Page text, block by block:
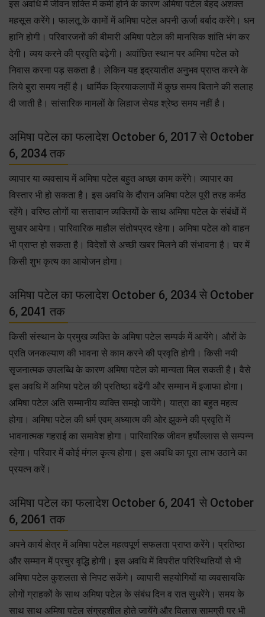
इस अवधि में जीवन शक्ति में कमी होने के कारण अमिषा पटेल बेहद अशक्त
महसूस करेंगे। फालतू के कामों में अमिषा पटेल अपनी ऊर्जा बर्बाद करेंगे। धन
हानि होगी। परिवारजनों की बीमारी अमिषा पटेल की मानसिक शांति भंग कर
देगी। व्यय करने की प्रवृति बढ़ेगी। अवांछित स्थान पर अमिषा पटेल को
निवास करना पड़ सकता है। लेकिन यह इद्रयातीत अनुभव प्राप्त करने के
लिये बुरा समय नहीं है। धार्मिक क्रियाकलापों में कुछ समय बिताने की सलाह
दी जाती है। सांसारिक मामलों के लिहाज सेयह श्रेष्ठ समय नहीं है।
अमिषा पटेल का फलादेश October 6, 2017 से October
6, 2034 तक
व्यापार या व्यवसाय में अमिषा पटेल बहुत अच्छा काम करेंगे। व्यापार का
विस्तार भी हो सकता है। इस अवधि के दौरान अमिषा पटेल पूरी तरह कर्मठ
रहेंगे। वरिष्ठ लोगों या सत्तावान व्यक्तियों के साथ अमिषा पटेल के संबंधों में
सुधार आयेगा। पारिवारिक माहौल संतोषप्रद रहेगा। अमिषा पटेल को वाहन
भी प्राप्त हो सकता है। विदेशों से अच्छी खबर मिलने की संभावना है। घर में
किसी शुभ कृत्य का आयोजन होगा।
अमिषा पटेल का फलादेश October 6, 2034 से October
6, 2041 तक
किसी संस्थान के प्रमुख व्यक्ति के अमिषा पटेल सम्पर्क में आयेंगे। औरों के
प्रति जनकल्याण की भावना से काम करने की प्रवृति होगी। किसी नयी
सृजनात्मक उपलब्धि के कारण अमिषा पटेल को मान्यता मिल सकती है। वैसे
इस अवधि में अमिषा पटेल की प्रतिष्ठा बढेंगी और सम्मान में इजाफा होगा।
अमिषा पटेल अति सम्मानीय व्यक्ति समझे जायेंगे। यात्रा का बहुत महत्व
होगा। अमिषा पटेल की धर्म एवम् अध्यात्म की ओर झुकने की प्रवृति में
भावनात्मक गहराई का समावेश होगा। पारिवारिक जीवन हर्षोल्लास से सम्पन्न
रहेगा। परिवार में कोई मंगल कृत्य होगा। इस अवधि का पूरा लाभ उठाने का
प्रयत्न करें।
अमिषा पटेल का फलादेश October 6, 2041 से October
6, 2061 तक
अपने कार्य क्षेत्र में अमिषा पटेल महत्वपूर्ण सफलता प्राप्त करेंगे। प्रतिष्ठा
और सम्मान में प्रचुर वृद्धि होगी। इस अवधि में विपरीत परिस्थितियों से भी
अमिषा पटेल कुशलता से निपट सकेंगे। व्यापारी सहयोगियों या व्यवसायकि
लोगों ग्राहकों के साथ अमिषा पटेल के संबंध दिन व रात सुधरेंगे। समय के
साथ साथ अमिषा पटेल संग्रहशील होते जायेंगे और विलास सामग्री पर भी